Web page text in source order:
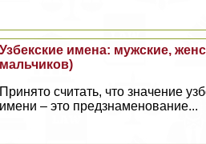
Узбекские имена: мужские,
мальчиков)
Принято считать, что значение
имени – это предзнаменование...